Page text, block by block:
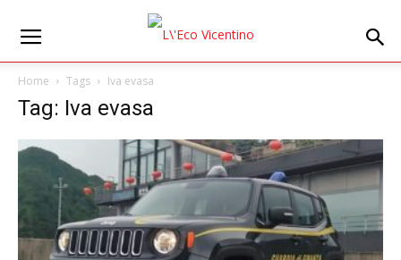
Home Tags Iva evasa
Tag: Iva evasa